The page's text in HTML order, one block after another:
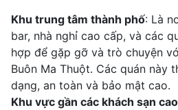
Khu trung tâm thành phố: Là
bar, nhà nghỉ cao cấp, và các
hợp để gặp gỡ và trò chuyện
Buôn Ma Thuột. Các quán này
dạng, an toàn và bảo mật cao.
Khu vực gần các khách sạn